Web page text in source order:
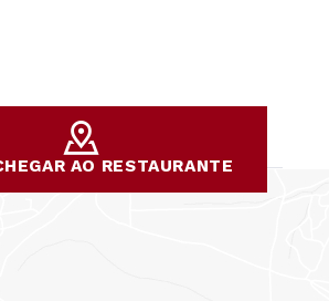
demoro.
AO RESTAURANTE